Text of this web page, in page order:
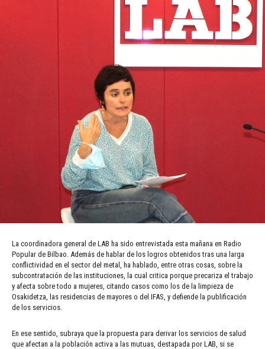
La coordinadora general de LAB ha sido entrevistada esta mañana en Radio
Popular de Bilbao. Además de hablar de los logros obtenidos tras una larga
conflictividad en el sector del metal, ha hablado, entre otras cosas, sobre la
subcontratación de las instituciones, la cual critica porque precariza el trabajo
y afecta sobre todo a mujeres, citando casos como los de la limpieza de
Osakidetza, las residencias de mayores o del IFAS, y defiende la publificación
de los servicios.
En ese sentido, subraya que la propuesta para derivar los servicios de salud
que afectan a la población activa a las mutuas, destapada por LAB, si se